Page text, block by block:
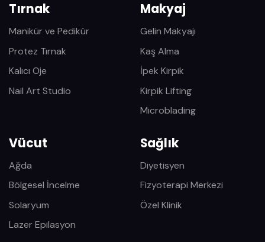
Tırnak
Manikür ve Pedikür
Protez Tırnak
Kalıcı Oje
Nail Art Studio
Makyaj
Gelin Makyajı
Kaş Alma
İpek Kirpik
Kirpik Lifting
Microblading
Vücut
Ağda
Bölgesel İncelme
Solaryum
Lazer Epilasyon
Sağlık
Diyetisyen
Fizyoterapi Merkezi
Özel Klinik